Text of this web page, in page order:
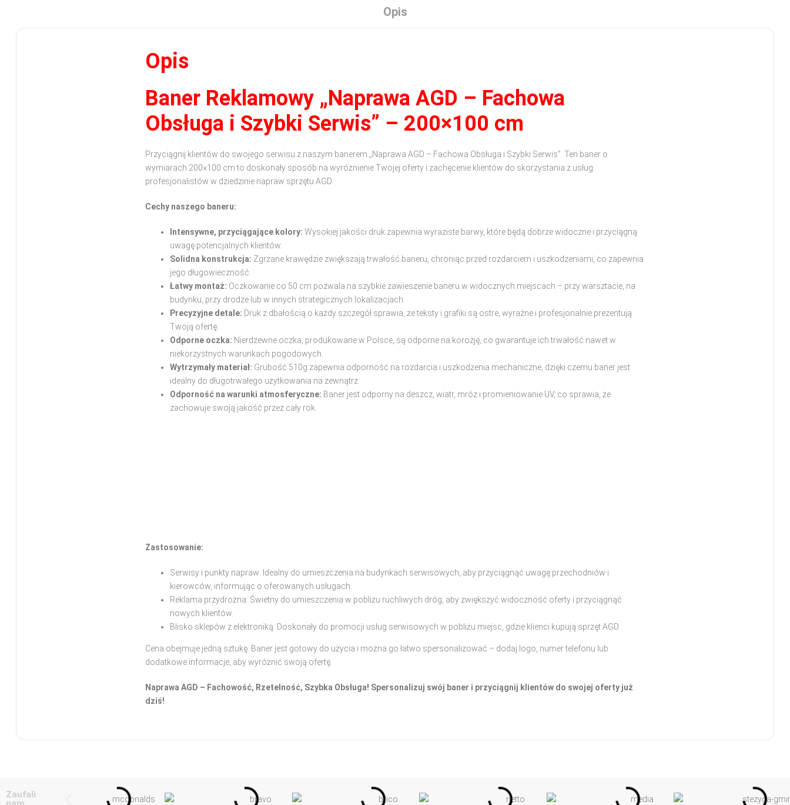
Opis
Opis
Baner Reklamowy „Naprawa AGD – Fachowa
Obsługa i Szybki Serwis” – 200×100 cm
Przyciągnij klientów do swojego serwisu z naszym banerem „Naprawa AGD – Fachowa Obsługa i Szybki Serwis”. Ten baner o
wymiarach 200×100 cm to doskonały sposób na wyróżnienie Twojej oferty i zachęcenie klientów do skorzystania z usług
profesjonalistów w dziedzinie napraw sprzętu AGD.
Cechy naszego baneru:
Intensywne, przyciągające kolory: Wysokiej jakości druk zapewnia wyraziste barwy, które będą dobrze widoczne i przyciągną
uwagę potencjalnych klientów.
Solidna konstrukcja: Zgrzane krawędzie zwiększają trwałość baneru, chroniąc przed rozdarciem i uszkodzeniami, co zapewnia
jego długowieczność.
Łatwy montaż: Oczkowanie co 50 cm pozwala na szybkie zawieszenie baneru w widocznych miejscach – przy warsztacie, na
budynku, przy drodze lub w innych strategicznych lokalizacjach.
Precyzyjne detale: Druk z dbałością o każdy szczegół sprawia, że teksty i grafiki są ostre, wyraźne i profesjonalnie prezentują
Twoją ofertę.
Odporne oczka: Nierdzewne oczka, produkowane w Polsce, są odporne na korozję, co gwarantuje ich trwałość nawet w
niekorzystnych warunkach pogodowych.
Wytrzymały materiał: Grubość 510g zapewnia odporność na rozdarcia i uszkodzenia mechaniczne, dzięki czemu baner jest
idealny do długotrwałego użytkowania na zewnątrz.
Odporność na warunki atmosferyczne: Baner jest odporny na deszcz, wiatr, mróz i promieniowanie UV, co sprawia, że
zachowuje swoją jakość przez cały rok.
Zastosowanie:
Serwisy i punkty napraw: Idealny do umieszczenia na budynkach serwisowych, aby przyciągnąć uwagę przechodniów i
kierowców, informując o oferowanych usługach.
Reklama przydrożna: Świetny do umieszczenia w pobliżu ruchliwych dróg, aby zwiększyć widoczność oferty i przyciągnąć
nowych klientów.
Blisko sklepów z elektroniką: Doskonały do promocji usług serwisowych w pobliżu miejsc, gdzie klienci kupują sprzęt AGD.
Cena obejmuje jedną sztukę. Baner jest gotowy do użycia i można go łatwo spersonalizować – dodaj logo, numer telefonu lub
dodatkowe informacje, aby wyróżnić swoją ofertę.
Naprawa AGD – Fachowość, Rzetelność, Szybka Obsługa! Spersonalizuj swój baner i przyciągnij klientów do swojej oferty już
dziś!
Zaufali